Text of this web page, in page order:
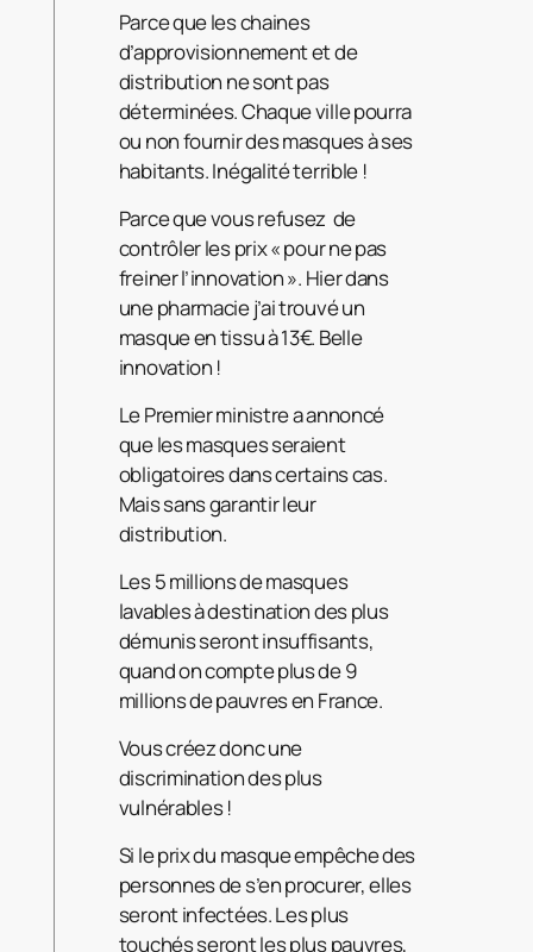
Parce que les chaines
d’approvisionnement et de
distribution ne sont pas
déterminées. Chaque ville pourra
ou non fournir des masques à ses
habitants. Inégalité terrible !
Parce que vous refusez de
contrôler les prix « pour ne pas
freiner l’innovation ». Hier dans
une pharmacie j’ai trouvé un
masque en tissu à 13€. Belle
innovation !
Le Premier ministre a annoncé
que les masques seraient
obligatoires dans certains cas.
Mais sans garantir leur
distribution.
Les 5 millions de masques
lavables à destination des plus
démunis seront insuffisants,
quand on compte plus de 9
millions de pauvres en France.
Vous créez donc une
discrimination des plus
vulnérables !
Si le prix du masque empêche des
personnes de s’en procurer, elles
seront infectées. Les plus
touchés seront les plus pauvres,